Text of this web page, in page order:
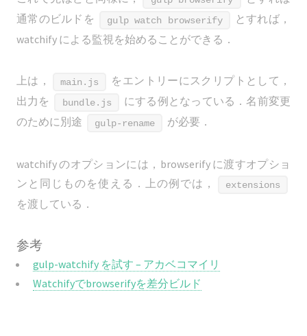
通常のビルドを
gulp watch browserify
とすれば，
watchify による監視を始めることができる．
上は， main.js
をエントリーにスクリプトとして，
出力を
bundle.js
にする例となっている．名前変更
のために別途
gulp-rename が必要．
watchify のオプションには，browserify に渡すオプショ
ンと同じものを使える．上の例では，
extensions
を渡している．
参考
gulp-watchify を試す – アカベコマイリ
Watchifyでbrowserifyを差分ビルド